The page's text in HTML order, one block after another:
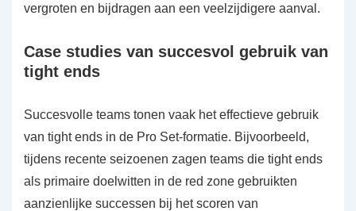
vergroten en bijdragen aan een veelzijdigere aanval.
Case studies van succesvol gebruik van
tight ends
Succesvolle teams tonen vaak het effectieve gebruik
van tight ends in de Pro Set-formatie. Bijvoorbeeld,
tijdens recente seizoenen zagen teams die tight ends
als primaire doelwitten in de red zone gebruikten
aanzienlijke successen bij het scoren van